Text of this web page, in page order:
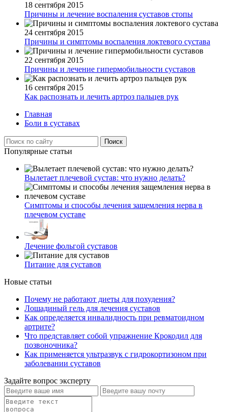
18 сентября 2015
Причины и лечение воспаления суставов стопы
24 сентября 2015
Причины и симптомы воспаления локтевого сустава
22 сентября 2015
Причины и лечение гипермобильности суставов
16 сентября 2015
Как распознать и лечить артроз пальцев рук
Главная
Боли в суставах
Популярные статьи
Вылетает плечевой сустав: что нужно делать?
Симптомы и способы лечения защемления нерва в
плечевом суставе
Лечение фольгой суставов
Питание для суставов
Новые статьи
Почему не работают диеты для похудения?
Лошадиный гель для лечения суставов
Как определяется инвалидность при ревматоидном
артрите?
Что представляет собой упражнение Крокодил для
позвоночника?
Как применяется ультразвук с гидрокортизоном при
заболевании суставов
Задайте вопрос эксперту